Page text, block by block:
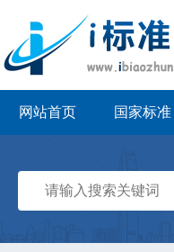
网站首页 国家标准